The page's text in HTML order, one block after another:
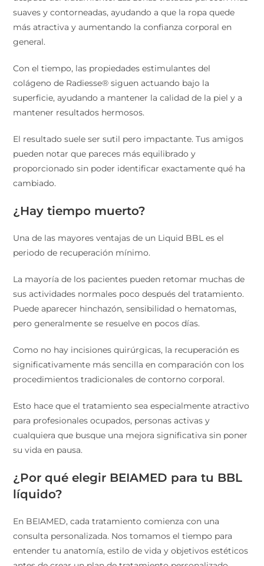
suaves y contorneadas, ayudando a que la ropa quede
más atractiva y aumentando la confianza corporal en
general.
Con el tiempo, las propiedades estimulantes del
colágeno de Radiesse® siguen actuando bajo la
superficie, ayudando a mantener la calidad de la piel y a
mantener resultados hermosos.
El resultado suele ser sutil pero impactante. Tus amigos
pueden notar que pareces más equilibrado y
proporcionado sin poder identificar exactamente qué ha
cambiado.
¿Hay tiempo muerto?
Una de las mayores ventajas de un Liquid BBL es el
periodo de recuperación mínimo.
La mayoría de los pacientes pueden retomar muchas de
sus actividades normales poco después del tratamiento.
Puede aparecer hinchazón, sensibilidad o hematomas,
pero generalmente se resuelve en pocos días.
Como no hay incisiones quirúrgicas, la recuperación es
significativamente más sencilla en comparación con los
procedimientos tradicionales de contorno corporal.
Esto hace que el tratamiento sea especialmente atractivo
para profesionales ocupados, personas activas y
cualquiera que busque una mejora significativa sin poner
su vida en pausa.
¿Por qué elegir BEIAMED para tu BBL
líquido?
En BEIAMED, cada tratamiento comienza con una
consulta personalizada. Nos tomamos el tiempo para
entender tu anatomía, estilo de vida y objetivos estéticos